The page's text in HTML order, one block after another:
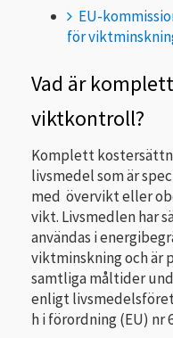
EU-
för
Vad är
viktkontroll?
Komplett
livsmedel som är
med övervikt eller
vikt. Livsmedlen har
användas i
viktminskning och är
samtliga måltider
enligt
h i förordning (EU) nr